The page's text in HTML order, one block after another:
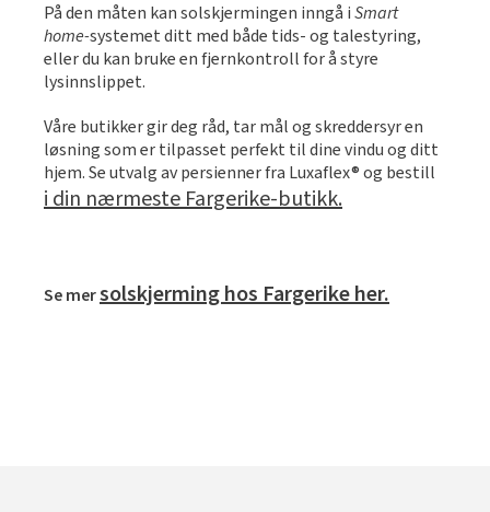
På den måten kan solskjermingen inngå iSmart
home-systemet ditt med både tids- og talestyring,
eller du kan bruke en fjernkontroll for å styre
lysinnslippet.
Våre butikker gir deg råd, tar mål og skreddersyr en
løsning som er tilpasset perfekt til dine vindu og ditt
hjem. Se utvalg av persienner fra Luxaflex® og bestill
i din nærmeste Fargerike-butikk.
Se mersolskjerming hos Fargerike her.